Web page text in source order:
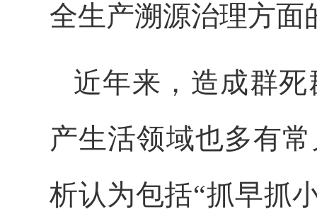
全生产溯源治理方面
近年来，造成群
产生活领域也多有
析认为包括“抓早抓